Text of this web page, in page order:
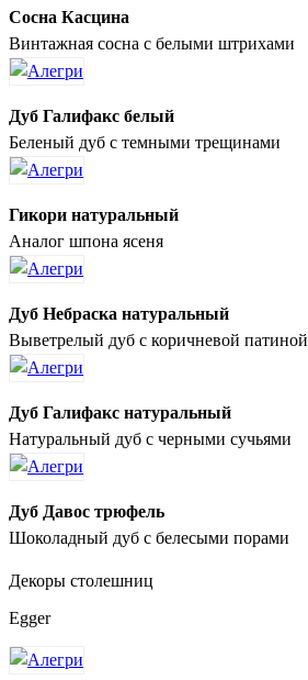
Сосна Касцина
Винтажная сосна с белыми штрихами
Дуб Галифакс белый
Беленый дуб с темными трещинами
Гикори натуральный
Аналог шпона ясеня
Дуб Небраска натуральный
Выветрелый дуб с коричневой патиной
Дуб Галифакс натуральный
Натуральный дуб с черными сучьями
Дуб Давос трюфель
Шоколадный дуб с белесыми порами
Декоры столешниц
Egger